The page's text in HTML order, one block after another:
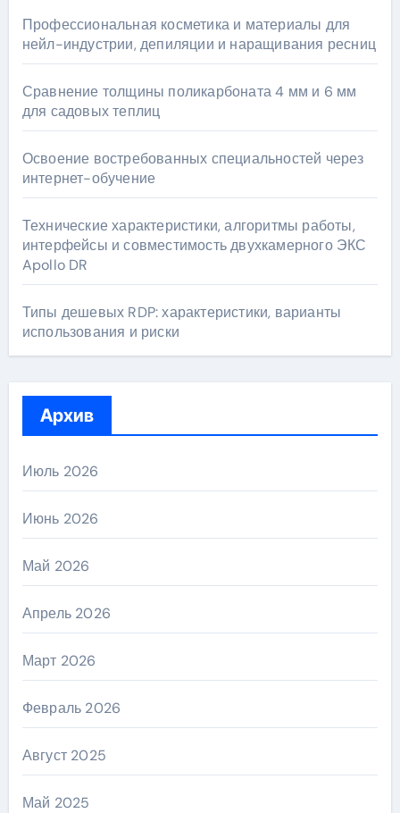
Профессиональная косметика и материалы для
нейл-индустрии, депиляции и наращивания ресниц
Сравнение толщины поликарбоната 4 мм и 6 мм
для садовых теплиц
Освоение востребованных специальностей через
интернет-обучение
Технические характеристики, алгоритмы работы,
интерфейсы и совместимость двухкамерного ЭКС
Apollo DR
Типы дешевых RDP: характеристики, варианты
использования и риски
Архив
Июль 2026
Июнь 2026
Май 2026
Апрель 2026
Март 2026
Февраль 2026
Август 2025
Май 2025